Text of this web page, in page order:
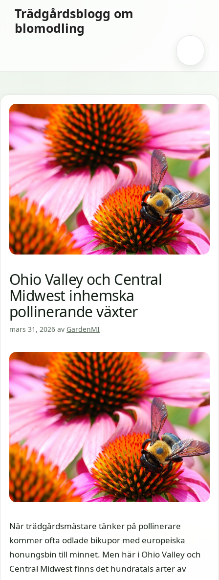
innehåll
Trädgårdsblogg om
blomodling
Ohio Valley och Central
Midwest inhemska
pollinerande växter
mars 31, 2026 av GardenMI
När trädgårdsmästare tänker på pollinerare
kommer ofta odlade bikupor med europeiska
honungsbin till minnet. Men här i Ohio Valley och
Central Midwest finns det hundratals arter av